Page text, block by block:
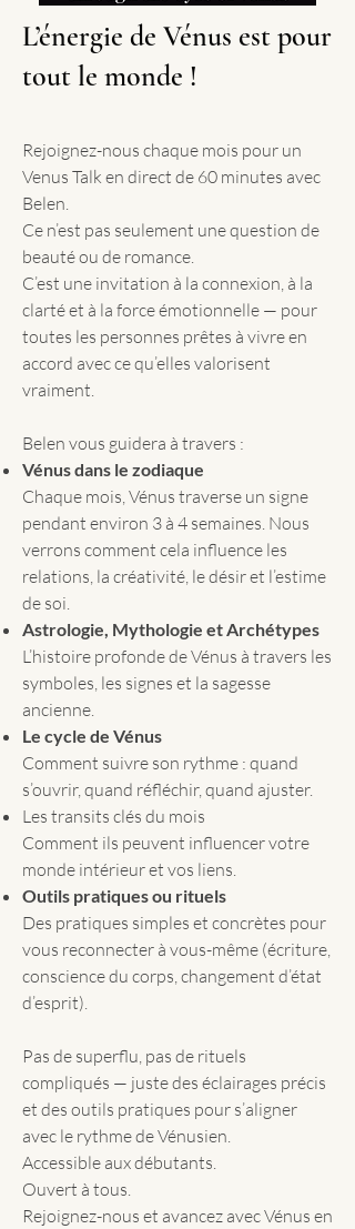
L’énergie de Vénus est pour
tout le monde !
Rejoignez-nous chaque mois pour un
Venus Talk en direct de 60 minutes avec
Belen.
Ce n’est pas seulement une question de
beauté ou de romance.
C’est une invitation à la connexion, à la
clarté et à la force émotionnelle — pour
toutes les personnes prêtes à vivre en
accord avec ce qu’elles valorisent
vraiment.
Belen vous guidera à travers :
Vénus dans le zodiaque
Chaque mois, Vénus traverse un signe
pendant environ 3 à 4 semaines. Nous
verrons comment cela influence les
relations, la créativité, le désir et l’estime
de soi.
Astrologie, Mythologie et Archétypes
L’histoire profonde de Vénus à travers les
symboles, les signes et la sagesse
ancienne.
Le cycle de Vénus
Comment suivre son rythme : quand
s’ouvrir, quand réfléchir, quand ajuster.
Les transits clés du mois
Comment ils peuvent influencer votre
monde intérieur et vos liens.
Outils pratiques ou rituels
Des pratiques simples et concrètes pour
vous reconnecter à vous-même (écriture,
conscience du corps, changement d’état
d’esprit).
Pas de superflu, pas de rituels
compliqués — juste des éclairages précis
et des outils pratiques pour s’aligner
avec le rythme de Vénusien.
Accessible aux débutants.
Ouvert à tous.
Rejoignez-nous et avancez avec Vénus en